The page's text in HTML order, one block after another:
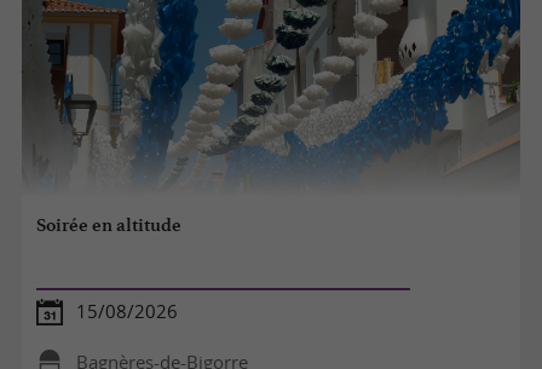
Soirée en altitude
15/08/2026
Bagnères-de-Bigorre